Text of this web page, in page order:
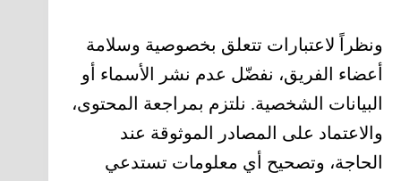
ونظراً لاعتبارات تتعلق بخصوصية وسلامة
أعضاء الفريق، نفضّل عدم نشر الأسماء أو
البيانات الشخصية. نلتزم بمراجعة المحتوى،
والاعتماد على المصادر الموثوقة عند
الحاجة، وتصحيح أي معلومات تستدعي